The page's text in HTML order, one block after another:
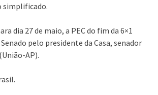
dia 27 de maio, a PEC do fim da 6×1
pelo presidente da Casa, senador
AP).